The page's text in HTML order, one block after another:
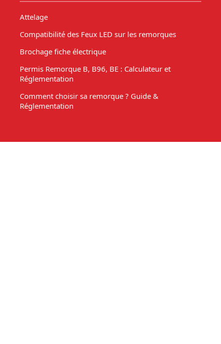
Attelage
Compatibilité des Feux LED sur les remorques
Brochage fiche électrique
Permis Remorque B, B96, BE : Calculateur et
Réglementation
Comment choisir sa remorque ? Guide &
Réglementation